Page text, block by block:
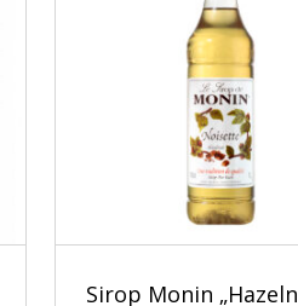
Sirop Monin